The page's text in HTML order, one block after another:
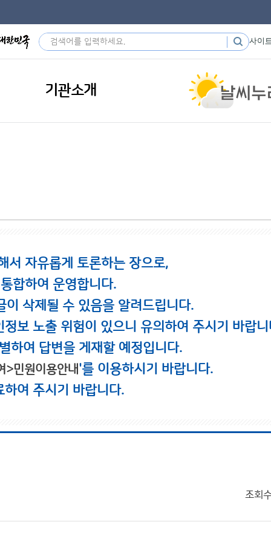
사이
기관소개
서 자유롭게 토론하는 장으로,
합하여 운영합니다.
삭제될 수 있음을 알려드립니다.
보 노출 위험이 있으니 유의하여 주시기 바랍니
하여 답변을 게재할 예정입니다.
>민원이용안내'를 이용하시기 바랍니다.
여 주시기 바랍니다.
조회